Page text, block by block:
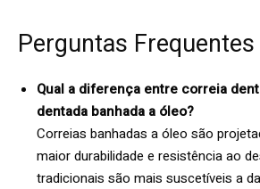
Perguntas Frequentes
Qual a diferença entre correia
dentada banhada a óleo?
Correias banhadas a óleo são
maior durabilidade e resistência ao
tradicionais são mais suscetíveis a